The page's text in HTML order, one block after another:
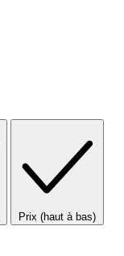
Prix (haut à bas)